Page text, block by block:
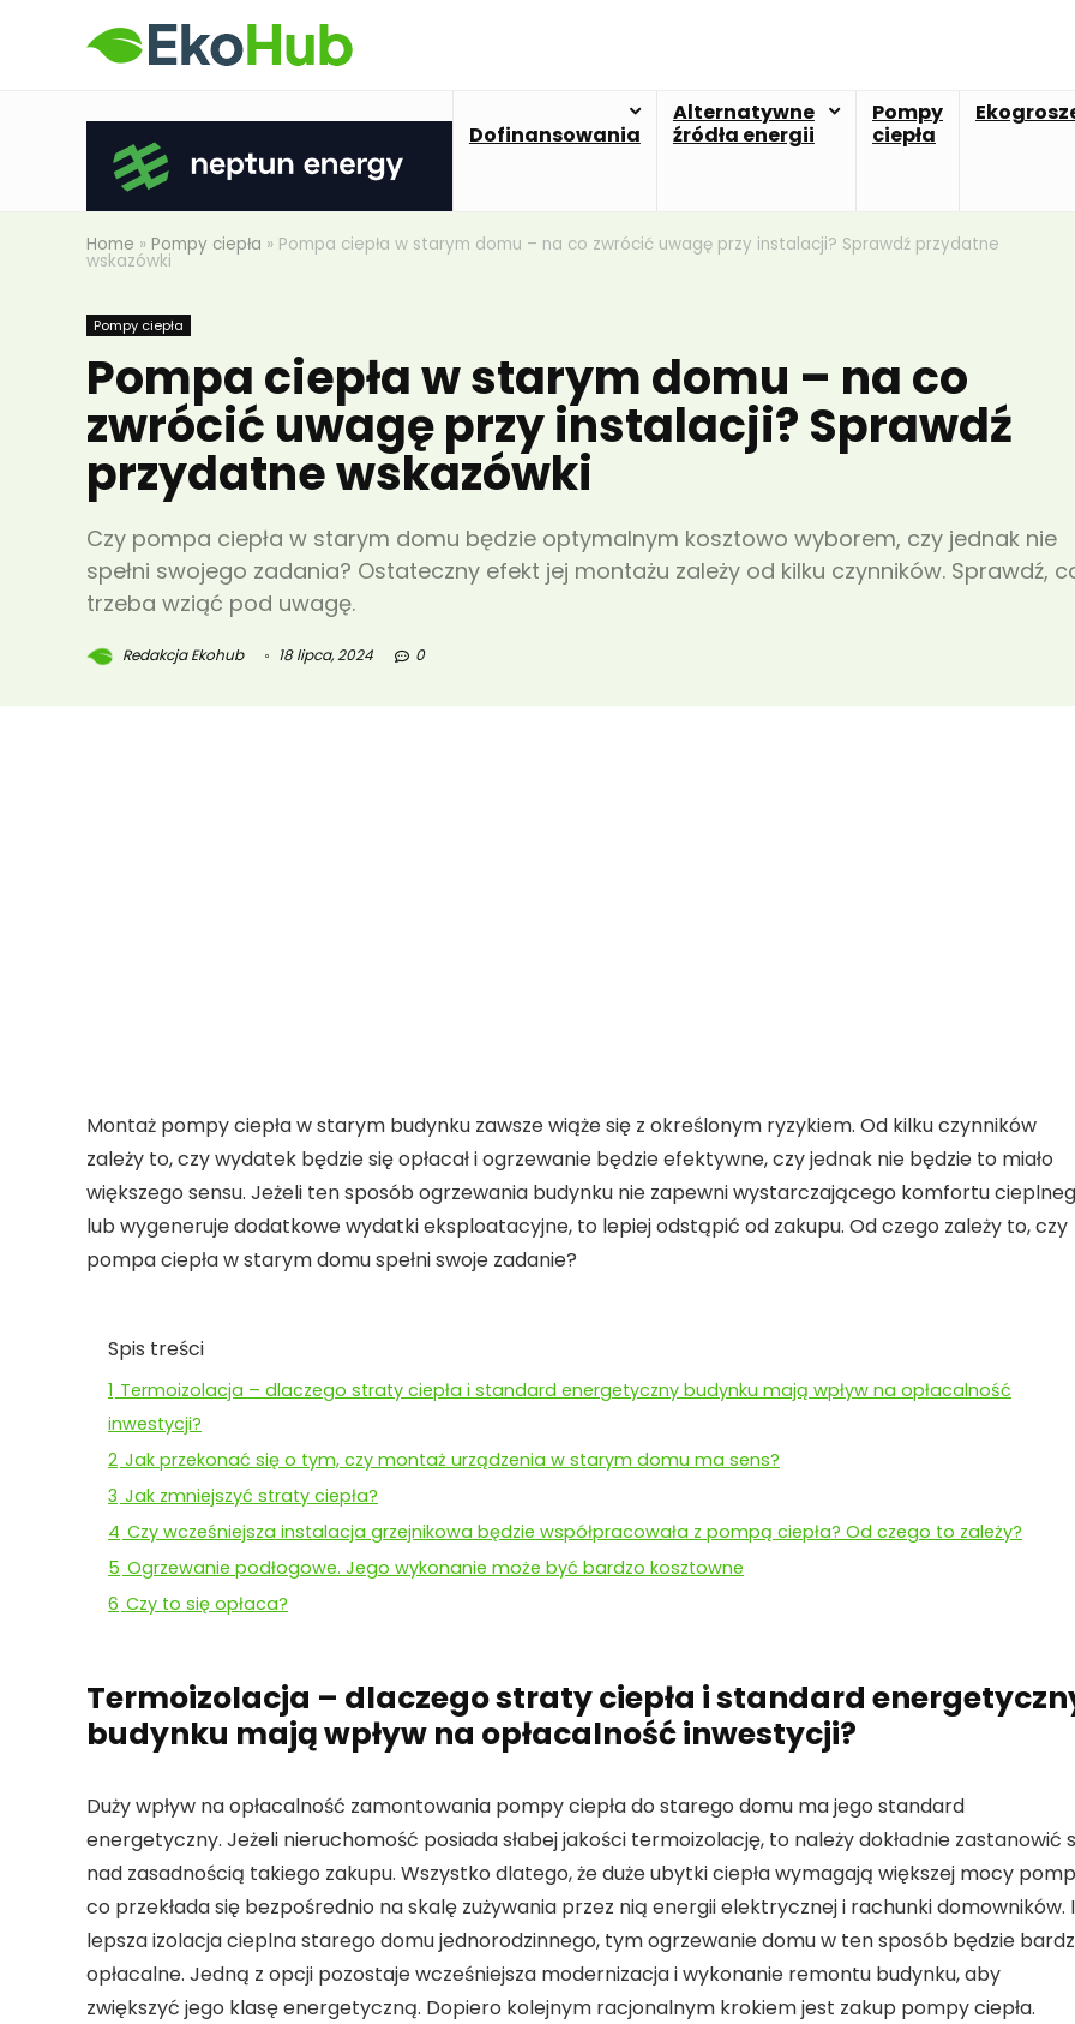
Dofinansowania
Alternatywne
źródła energii
Pompy
ciepła
Home » Pompy ciepła » Pompa ciepła w starym domu – na co zwrócić uwagę przy instalacji? Sprawdź przydatne
wskazówki
Pompy ciepła
Pompa ciepła w starym domu – na co
zwrócić uwagę przy instalacji? Sprawdź
przydatne wskazówki
Czy pompa ciepła w starym domu będzie optymalnym kosztowo wyborem, czy jednak nie
spełni swojego zadania? Ostateczny efekt jej montażu zależy od kilku czynników. Sprawdź,
trzeba wziąć pod uwagę.
Redakcja Ekohub 18 lipca, 2024 0
Montaż pompy ciepła w starym budynku zawsze wiąże się z określonym ryzykiem. Od kilku czynników
zależy to, czy wydatek będzie się opłacał i ogrzewanie będzie efektywne, czy jednak nie będzie to miało
większego sensu. Jeżeli ten sposób ogrzewania budynku nie zapewni wystarczającego komfortu
lub wygeneruje dodatkowe wydatki eksploatacyjne, to lepiej odstąpić od zakupu. Od czego zależy to, czy
pompa ciepła w starym domu spełni swoje zadanie?
Spis treści
1 Termoizolacja – dlaczego straty ciepła i standard energetyczny budynku mają wpływ na opłacalność
inwestycji?
2 Jak przekonać się o tym, czy montaż urządzenia w starym domu ma sens?
3 Jak zmniejszyć straty ciepła?
4 Czy wcześniejsza instalacja grzejnikowa będzie współpracowała z pompą ciepła? Od czego to zależy?
5 Ogrzewanie podłogowe. Jego wykonanie może być bardzo kosztowne
6 Czy to się opłaca?
Termoizolacja – dlaczego straty ciepła i standard
budynku mają wpływ na opłacalność inwestycji?
Duży wpływ na opłacalność zamontowania pompy ciepła do starego domu ma jego standard
energetyczny. Jeżeli nieruchomość posiada słabej jakości termoizolację, to należy dokładnie zastanowić
nad zasadnością takiego zakupu. Wszystko dlatego, że duże ubytki ciepła wymagają większej mocy
co przekłada się bezpośrednio na skalę zużywania przez nią energii elektrycznej i rachunki domowników.
lepsza izolacja cieplna starego domu jednorodzinnego, tym ogrzewanie domu w ten sposób będzie
opłacalne. Jedną z opcji pozostaje wcześniejsza modernizacja i wykonanie remontu budynku, aby
zwiększyć jego klasę energetyczną. Dopiero kolejnym racjonalnym krokiem jest zakup pompy ciepła.